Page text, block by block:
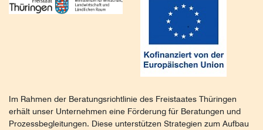
Im Rahmen der Beratungsrichtlinie des Freistaates Thüringen
erhält unser Unternehmen eine Förderung für Beratungen und
Prozessbegleitungen. Diese unterstützen Strategien zum Aufbau